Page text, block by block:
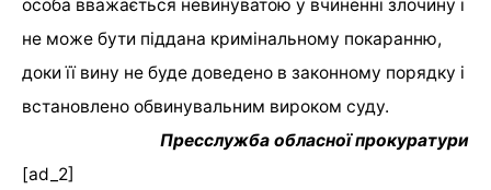
особа вважається невинуватою у вчиненні злочину і
не може бути піддана кримінальному покаранню,
доки її вину не буде доведено в законному порядку і
встановлено обвинувальним вироком суду.
Пресслужба обласної прокуратури
[ad_2]